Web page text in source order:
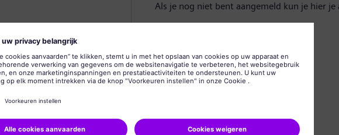
Als je nog niet bent aangemeld kun je hier je